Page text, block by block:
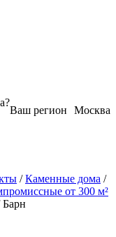
Москва
Ваш регион
?
/Каменные дома /
от 300 м²
Барн